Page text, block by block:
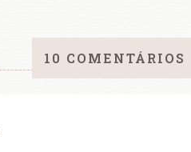
10 COMENTÁRIOS